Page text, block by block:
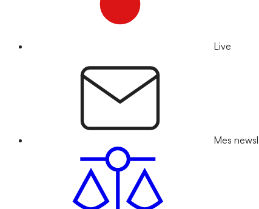
Live
Mes